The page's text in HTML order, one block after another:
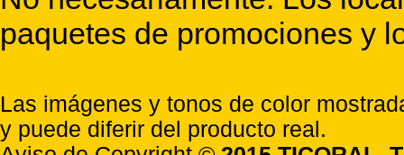
paquetes de promociones y
Las imágenes y tonos de color
y puede diferir del producto real.